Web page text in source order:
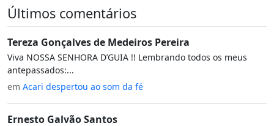
Últimos comentários
Tereza Gonçalves de Medeiros Pereira
Viva NOSSA SENHORA D’GUIA !! Lembrando todos os meus
antepassados:...
em Acari despertou ao som da fé
Ernesto Galvão Santos